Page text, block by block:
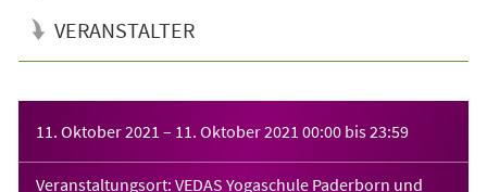
VERANSTALTER
11. Oktober 2021 – 11. Oktober 2021 00:00 bis23:59
Veranstaltungsort: VEDAS Yogaschule Paderborn und